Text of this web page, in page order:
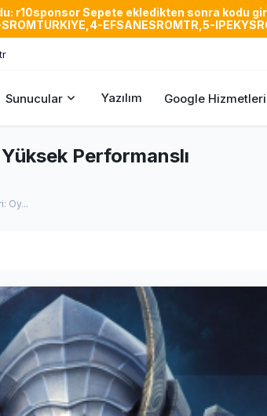
r10sponsor Sepete ekledikten sonra kodu
EFSANESROMTR,5-
Sunucular Yazılım Google Hizmetleri
Performanslı
Oy...